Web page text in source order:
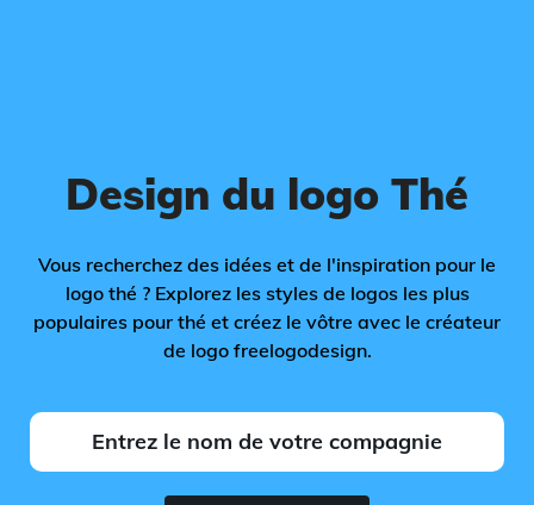
Design du logo Thé
Vous recherchez des idées et de l'inspiration pour le
logo thé ? Explorez les styles de logos les plus
populaires pour thé et créez le vôtre avec le créateur
de logo freelogodesign.